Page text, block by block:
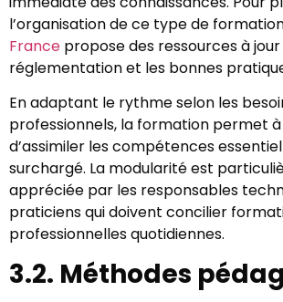
l’organisation de ce type de
France propose des ressources à
réglementation et les bonnes
En adaptant le rythme selon les
professionnels, la formation permet
d’assimiler les compétences
surchargé. La modularité est
appréciée par les responsables
praticiens qui doivent concilier
professionnelles quotidiennes.
3.2. Méthodes